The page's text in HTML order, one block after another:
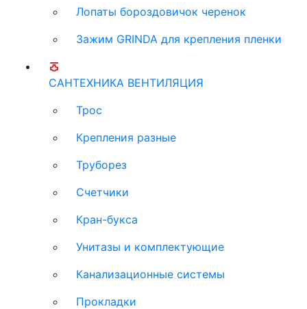
Лопаты бороздовичок черенок
Зажим GRINDA для крепления пленки
САНТЕХНИКА ВЕНТИЛЯЦИЯ
Трос
Крепления разные
Труборез
Счетчики
Кран-букса
Унитазы и комплектующие
Канализационные системы
Прокладки